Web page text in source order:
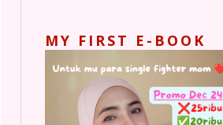
MY FIRST E-BOOK